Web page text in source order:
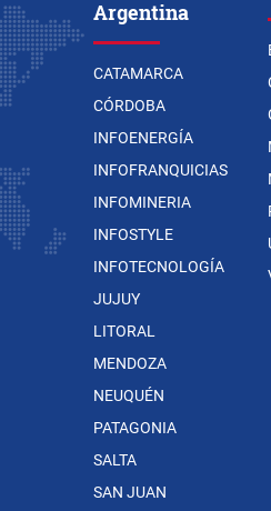
Argentina
CATAMARCA
CÓRDOBA
INFOENERGÍA
INFOFRANQUICIAS
INFOMINERIA
INFOSTYLE
INFOTECNOLOGÍA
JUJUY
LITORAL
MENDOZA
NEUQUÉN
PATAGONIA
SALTA
SAN JUAN